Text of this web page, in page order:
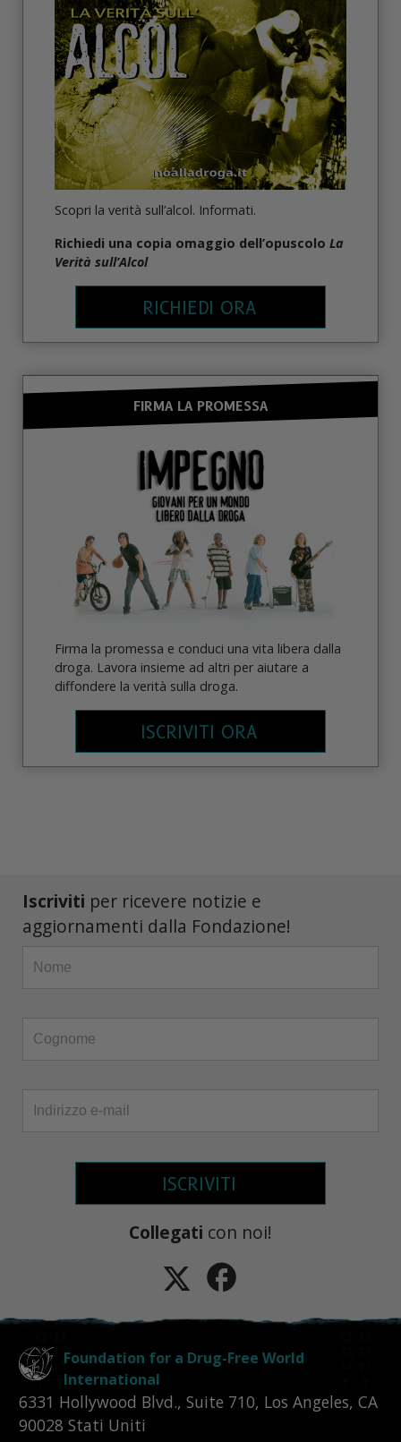
Scopri la verità sull’alcol. Informati.
Richiedi una copia omaggio dell’opuscolo La
Verità sull’Alcol
RICHIEDI ORA
FIRMA LA PROMESSA
Firma la promessa e conduci una vita libera dalla
droga. Lavora insieme ad altri per aiutare a
diffondere la verità sulla droga.
ISCRIVITI ORA
Iscriviti per ricevere notizie e
aggiornamenti dalla Fondazione!
ISCRIVITI
Collegati con noi!
Foundation for a Drug-Free World
International
6331 Hollywood Blvd., Suite 710, Los Angeles, CA
90028 Stati Uniti